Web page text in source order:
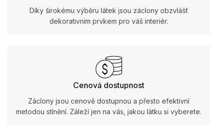
Díky širokému výběru látek jsou záclony obzvlášť
dekorativním prvkem pro váš interiér.
Cenová dostupnost
Záclony jsou cenově dostupnou a přesto efektivní
metodou stínění. Záleží jen na vás, jakou látku si vyberete.